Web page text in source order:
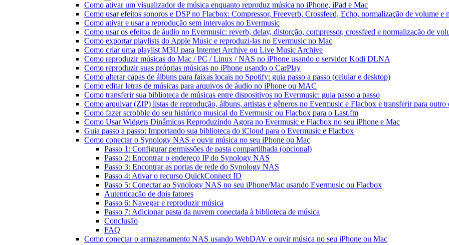
Como ativar um visualizador de música enquanto reproduz música no iPhone, iPad e Mac
Como usar efeitos sonoros e DSP no Flacbox: Compressor, Freeverb, Crossfeed, Echo, normalização de volume e
Como ativar e usar a reprodução sem intervalos no Evermusic
Como usar os efeitos de áudio no Evermusic: reverb, delay, distorção, compressor, crossfeed e normalização de
Como exportar playlists do Apple Music e reproduzi-las no Evermusic no Mac
Como criar uma playlist M3U para Internet Archive ou Live Music Archive
Como reproduzir músicas do Mac / PC / Linux / NAS no iPhone usando o servidor Kodi DLNA
Como reproduzir suas próprias músicas no iPhone usando o CarPlay
Como alterar capas de álbuns para faixas locais no Spotify: guia passo a passo (celular e desktop)
Como editar letras de músicas para arquivos de áudio no iPhone ou MAC
Como transferir sua biblioteca de músicas entre dispositivos no Evermusic: guia passo a passo
Como arquivar (ZIP) listas de reprodução, álbuns, artistas e gêneros no Evermusic e Flacbox e transferir para
Como fazer scrobble do seu histórico musical do Evermusic ou Flacbox para o Last.fm
Como Usar Widgets Dinâmicos Reproduzindo Agora no Evermusic e Flacbox no seu iPhone e Mac
Guia passo a passo: Importando sua biblioteca do iCloud para o Evermusic e Flacbox
Como conectar o Synology NAS e ouvir música no seu iPhone ou Mac
Passo 1: Configurar permissões de pasta compartilhada (opcional)
Passo 2: Encontrar o endereço IP do Synology NAS
Passo 3: Encontrar as portas de rede do Synology NAS
Passo 4: Ativar o recurso QuickConnect ID
Passo 5: Conectar ao Synology NAS no seu iPhone/Mac usando Evermusic ou Flacbox
Autenticação de dois fatores
Passo 6: Navegar e reproduzir música
Passo 7: Adicionar pasta da nuvem conectada à biblioteca de música
Conclusão
FAQ
Como conectar o armazenamento NAS usando WebDAV e ouvir música no seu iPhone ou Mac